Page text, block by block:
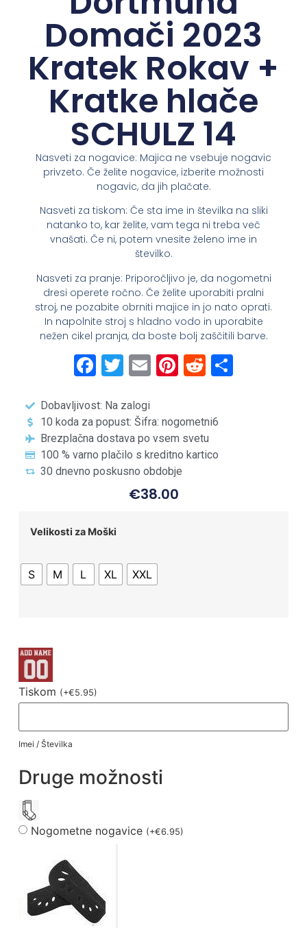
Domači 2023
Kratek Rokav +
Kratke hlače
SCHULZ 14
Nasveti za nogavice: Majica ne vsebuje nogavic
privzeto. Če želite nogavice, izberite možnosti
nogavic, da jih plačate.
Nasveti za tiskom: Če sta ime in številka na sliki
natanko to, kar želite, vam tega ni treba več
vnašati. Če ni, potem vnesite želeno ime in
številko.
Nasveti za pranje: Priporočljivo je, da nogometni
dresi operete ročno. Če želite uporabiti pralni
stroj, ne pozabite obrniti majice in jo nato oprati.
In napolnite stroj s hladno vodo in uporabite
nežen cikel pranja, da boste bolj zaščitili barve.
Facebook
Twitter
EmailPinterest
Reddit
Dobavljivost: Na zalogi
10 koda za popust: Šifra: nogometni6
Brezplačna dostava po vsem svetu
100 % varno plačilo s kreditno kartico
30 dnevno poskusno obdobje
€38.00
Velikosti za Moški
S M L XL XXL
Tiskom (+€5.95)
Imei / Številka
Druge možnosti
Nogometne nogavice (+€6.95)